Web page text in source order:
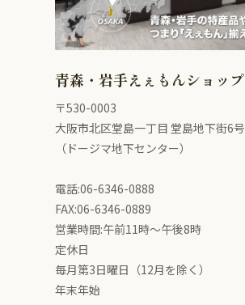
青森・岩手えぇもんショップ
〒530-0003
大阪市北区堂島一丁目 堂島地下街6号
（ドージマ地下センター）
電話:06-6346-0888
FAX:06-6346-0889
営業時間:午前11時～午後8時
定休日
毎月第3日曜日（12月を除く）
年末年始